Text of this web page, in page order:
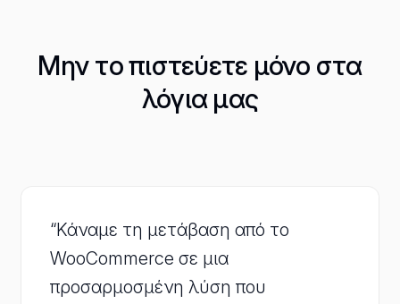
Μην το πιστεύετε μόνο στα
λόγια μας
“Κάναμε τη μετάβαση από το
WooCommerce σε μια
προσαρμοσμένη λύση που